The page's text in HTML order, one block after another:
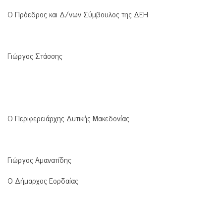
Ο Πρόεδρος και Δ/νων Σύμβουλος της ΔΕΗ
Γιώργος Στάσσης
Ο Περιφερειάρχης Δυτικής Μακεδονίας
Γιώργος Αμανατίδης
Ο Δήμαρχος Εορδαίας